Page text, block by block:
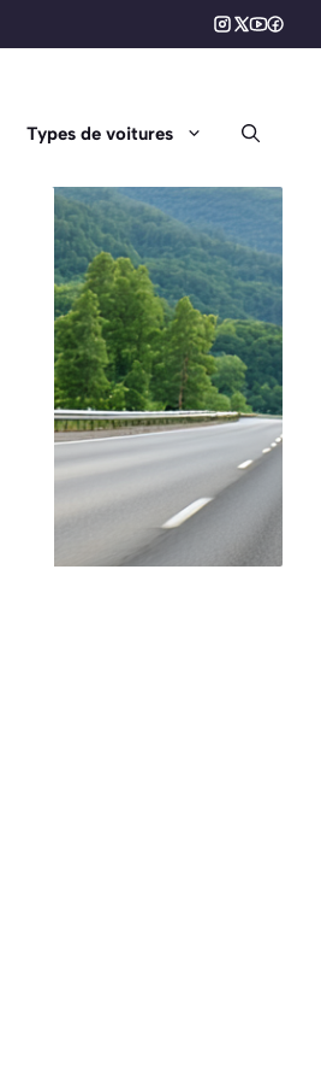
Types de voitures